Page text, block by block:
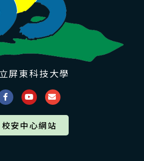
屏東科技大學
校安中心網站